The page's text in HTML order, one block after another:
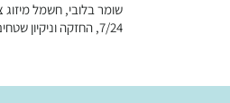
שומר בלובי, חשמל
7/24, החזקה וניקיון שטחים ציבוריים